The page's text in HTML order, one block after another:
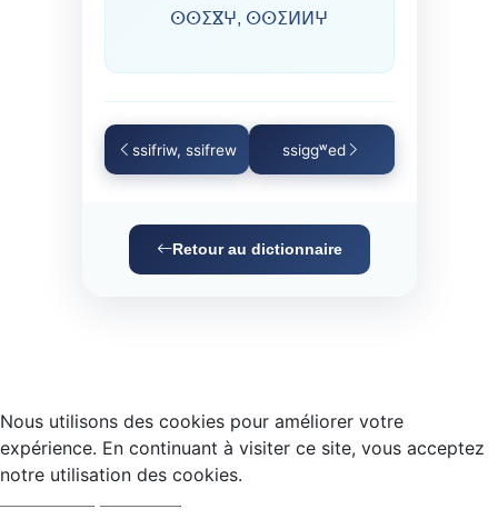
ⵙⵙⵉⴵⵖ, ⵙⵙⵉⵍⵍⵖ
ssifriw, ssifrew ssiggʷed
Retour au dictionnaire
Nous utilisons des cookies pour améliorer votre
expérience. En continuant à visiter ce site, vous acceptez
notre utilisation des cookies.